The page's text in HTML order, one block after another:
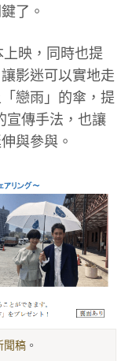
了。
上映，同時也提
讓影迷可以實地走
戀雨」的傘，提
宣傳手法，也讓
與參與。
聞稿 。